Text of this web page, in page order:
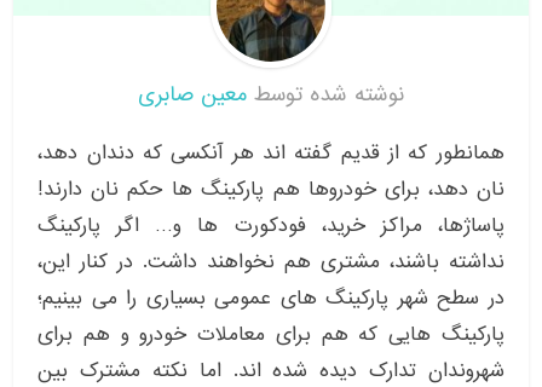
نوشته شده توسط معین صابری
همانطور که از قدیم گفته اند هر آنکسی که دندان دهد،
نان دهد، برای خودروها هم پارکینگ ها حکم نان دارند!
پاساژها، مراکز خرید، فودکورت ها و… اگر پارکینگ
نداشته باشند، مشتری هم نخواهند داشت. در کنار این،
در سطح شهر پارکینگ های عمومی بسیاری را می بینیم؛
پارکینگ هایی که هم برای معاملات خودرو و هم برای
شهروندان تدارک دیده شده اند. اما نکته مشترک بین